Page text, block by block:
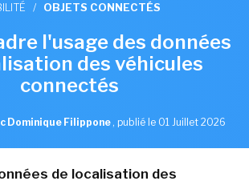
/ OBJETS CONNECTÉS
l'usage des données
des véhicules
connectés
Dominique Filippone , publié le 01 Juillet 2026
de localisation des